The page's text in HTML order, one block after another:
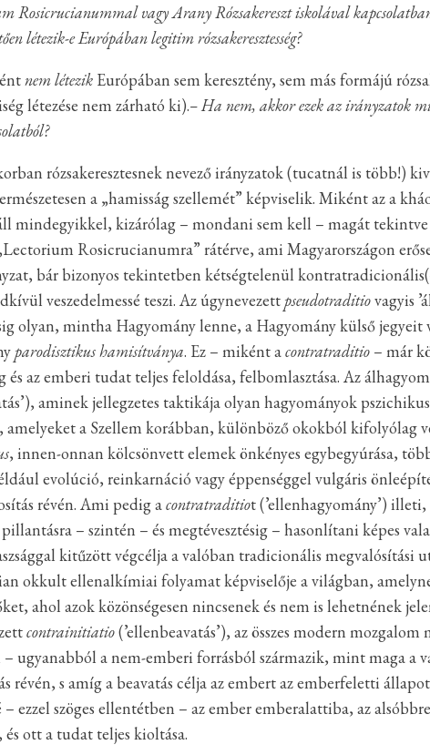
Rosicrucianummal vagy Arany Rózsakereszt iskolával
létezik-e Európában legitim rózsakeresztesség?
nem létezik Európában sem keresztény, sem más formájú
létezése nem zárható ki).– Ha nem, akkor ezek az irányzatok
rózsakeresztesnek nevező irányzatok (tucatnál is több!)
a „hamisság szellemét” képviselik. Miként az a
mindegyikkel, kizárólag – mondani sem kell – magát tekintve
Rosicrucianumra” rátérve, ami Magyarországon
bár bizonyos tekintetben kétségtelenül
veszedelmessé teszi. Az úgynevezett pseudotraditiovagyis
olyan, mintha Hagyomány lenne, a Hagyomány külső
parodisztikus hamisítványa. Ez – miként acontratraditio – már
és az emberi tudat teljes feloldása, felbomlasztása. Az
aminek jellegzetes taktikája olyan hagyományok
, amelyeket a Szellem korábban, különböző okokból kifolyólag
, innen-onnan kölcsönvett elemek önkényes egybegyúrása,
evolúció, reinkarnáció vagy éppenséggel vulgáris
révén. Ami pedig acontratraditiot (’ellenhagyomány’)
– szintén – és megtévesztésig – hasonlítani képes
kitűzött végcélja a valóban tradicionális megvalósítási
okkult ellenalkímiai folyamat képviselője a világban,
ahol azok közönségesen nincsenek és nem is lehetnének
contrainitiatio(’ellenbeavatás’), az összes modern
ugyanabból a nem-emberi forrásból származik, mint maga a
révén, s amíg a beavatás célja az embert az emberfeletti
ezzel szöges ellentétben – az ember emberalattiba, az
ott a tudat teljes kioltása.